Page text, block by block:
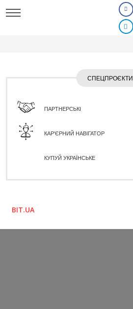
СПЕЦПРОЄКТИ
ПАРТНЕРСЬКІ
КАР'ЄРНИЙ НАВІГАТОР
КУПУЙ УКРАЇНСЬКЕ
BIT.UA